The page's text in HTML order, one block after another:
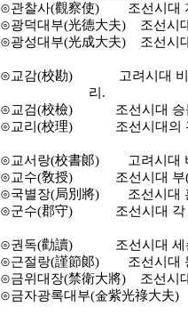
⊙관찰사(觀察使) 조선시대 지
⊙광덕대부(光德大夫) 조선시
⊙광성대부(光成大夫) 조선시
⊙교감(校勘) 고려시대 비서
리.
⊙교검(校檢) 조선시대 승문
⊙교리(校理) 조선시대의 관
⊙교서랑(校書郞) 고려시대
⊙교수(敎授) 조선시대 부(府)
⊙국별장(局別將) 조선시대 훈
⊙군수(郡守) 조선시대 각 군
⊙권독(勸讀) 조선시대 세손(
⊙근절랑(謹節郞) 조선시대 동
⊙금위대장(禁衛大將) 조선시
⊙금자광록대부(金紫光祿大夫)